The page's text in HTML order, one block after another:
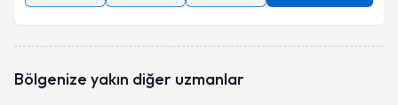
Bölgenize yakın diğer uzmanlar